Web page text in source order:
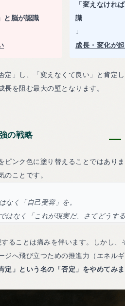
と脳が認識
「変えなけれ
識
↓
成長・変化が
定」し、「変えなくて良い」と肯定
長を阻む最大の壁となります。
の戦略
ピンク色に塗り替えることではあり
のことです。
なく「自己受容」を。
はなく「これが現実だ、さてどうする
することは痛みを伴います。しかし、
ジへ飛び立つための推進力（エネルギ
定」という名の「否定」をやめてみ